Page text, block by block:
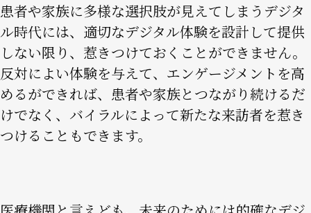
患者や家族に多様な選択肢が見えてしまうデジタ
ル時代には、適切なデジタル体験を設計して提供
しない限り、惹きつけておくことができません。
反対によい体験を与えて、エンゲージメントを高
めるができれば、患者や家族とつながり続けるだ
けでなく、バイラルによって新たな来訪者を惹き
つけることもできます。